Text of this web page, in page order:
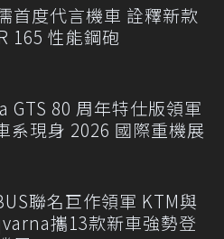
首度代言機車 詮釋新款
165 性能鋼砲
GTS 80 周年特仕版領軍
系現身 2026 國際重機展
聯名巨作領軍 KTM與
攜13款新車強勢登